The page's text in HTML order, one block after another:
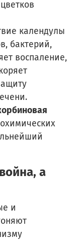
календулы
бактерий,
воспаление,
а
и